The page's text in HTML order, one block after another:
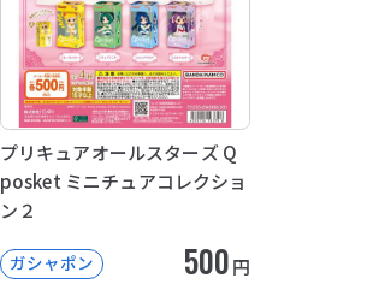
プリキュアオールスターズ Q
posket ミニチュアコレクショ
ン２
ガシャポン 500円